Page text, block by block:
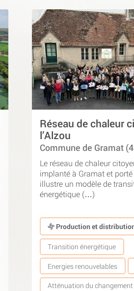
Réseau de chaleur
l’Alzou
Commune de Gramat
Le réseau de chaleur
implanté à Gramat et porté
illustre un modèle de
énergétique (…)
Production et
Transition énergétique
Energies renouvelables
Atténuation du